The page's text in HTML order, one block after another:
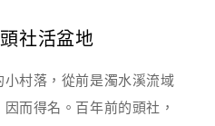
社活盆地
村落，從前是濁水溪流域
而得名。百年前的頭社，